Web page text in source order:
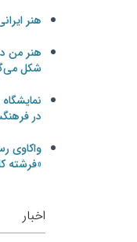
هنر
هنر من
شکل
در
واکاوی
«فرشته
اخبار